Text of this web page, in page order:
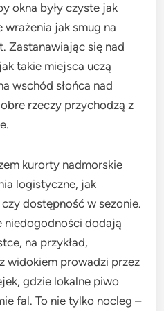
okna były czyste jak
wrażenia jak smug na
Zastanawiając się nad
takie miejsca uczą
wschód słońca nad
rzeczy przychodzą z
kurorty nadmorskie
logistyczne, jak
dostępność w sezonie.
niedogodności dodają
na przykład,
widokiem prowadzi przez
gdzie lokalne piwo
fal. To nie tylko nocleg –